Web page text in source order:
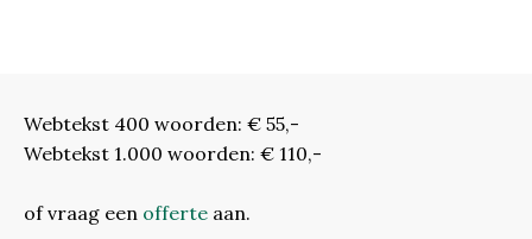
Webtekst 400 woorden: € 55,-
Webtekst 1.000 woorden: € 110,-
of vraag een offerte aan.